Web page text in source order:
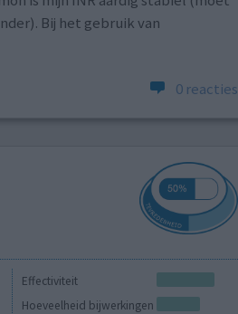
Bij het gebruik van
0 reacties
Effectiviteit
Hoeveelheid bijwerkingen